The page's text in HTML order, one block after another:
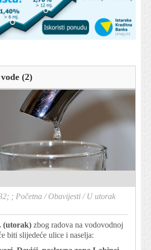
(2)
; Početna /Obavijesti /U utorak
(utorak) zbog radova na vodovodnoj
biti slijedeće ulice i naselja: